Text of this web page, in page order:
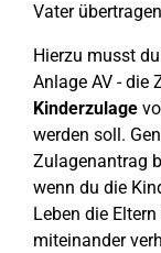
Vater
Hierzu musst
Anlage AV - die
Kinderzulage
werden soll.
Zulagenantrag
wenn du die
Leben die
miteinander